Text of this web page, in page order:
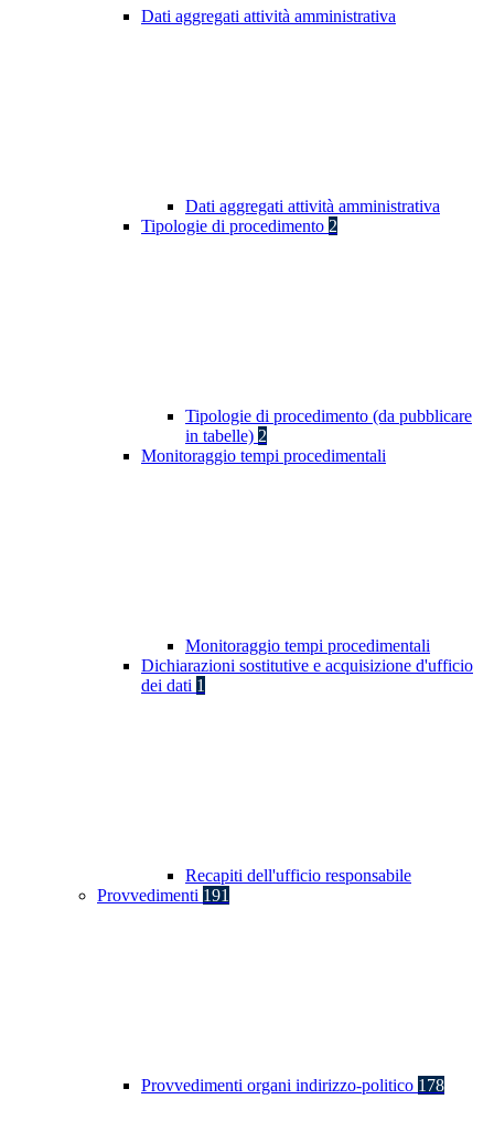
Dati aggregati attività amministrativa
Dati aggregati attività amministrativa
Tipologie di procedimento 2
Tipologie di procedimento (da pubblicare
in tabelle) 2
Monitoraggio tempi procedimentali
Monitoraggio tempi procedimentali
Dichiarazioni sostitutive e acquisizione d'ufficio
dei dati 1
Recapiti dell'ufficio responsabile
Provvedimenti 191
Provvedimenti organi indirizzo-politico 178